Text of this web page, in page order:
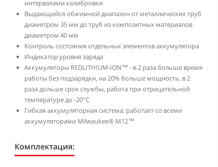
интервалами калибровки
Выдающийся обжимной диапазон от металлических труб
диаметром 35 мм до труб из композитных материалов
диаметром 40 мм
Контроль состояния отдельных элементов аккумулятора
Индикатор уровня заряда
Аккумуляторы REDLITHIUM-ION™ - в 2 раза больше время
работы без подзарядки, на 20% больше мощность, в 2
раза дольше срок службы, работа при отрицательной
температуре до -20°С
Гибкая аккумуляторная система: работает со всеми
аккумуляторами Milwaukee® M12™
Комплектация: